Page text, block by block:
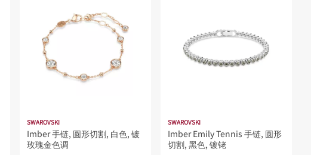
SWAROVSKI
Imber 手链, 圆形切割, 白色, 镀
玫瑰金色调
SWAROVSKI
Imber Emily Tennis 手链, 圆形
切割, 黑色, 镀铑